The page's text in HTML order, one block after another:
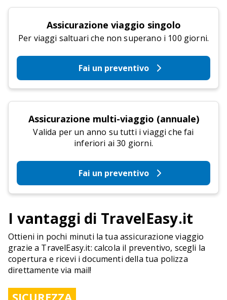
Assicurazione viaggio singolo
Per viaggi saltuari che non superano i 100 giorni.
Fai un preventivo
Assicurazione multi-viaggio (annuale)
Valida per un anno su tutti i viaggi che fai
inferiori ai 30 giorni.
Fai un preventivo
I vantaggi di TravelEasy.it
Ottieni in pochi minuti la tua assicurazione viaggio
grazie a TravelEasy.it: calcola il preventivo, scegli la
copertura e ricevi i documenti della tua polizza
direttamente via mail!
SICUREZZA